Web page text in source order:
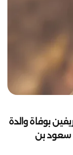
بوفاة والدة
سعود بن